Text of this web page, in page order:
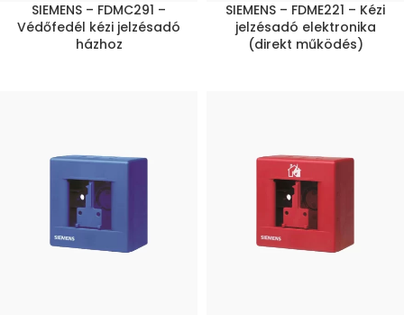
SIEMENS – FDMC291 –
Védőfedél kézi jelzésadó
házhoz
SIEMENS – FDME221 – Kézi
jelzésadó elektronika
(direkt működés)